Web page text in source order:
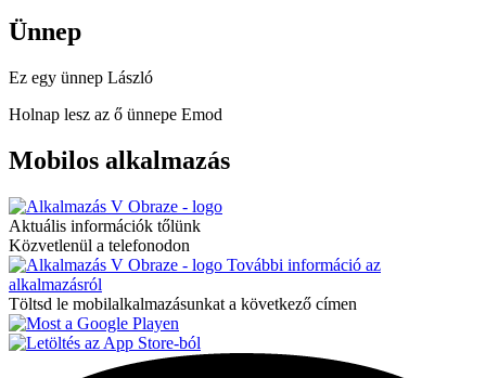
Ünnep
Ez egy ünnep László
Holnap lesz az ő ünnepe Emod
Mobilos alkalmazás
Aktuális információk tőlünk
Közvetlenül a telefonodon
További információ az
alkalmazásról
Töltsd le mobilalkalmazásunkat a következő címen